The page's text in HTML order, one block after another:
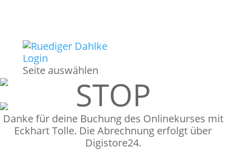
Login
Seite auswählen
STOP
Danke für deine Buchung des Onlinekurses mit
Eckhart Tolle. Die Abrechnung erfolgt über
Digistore24.